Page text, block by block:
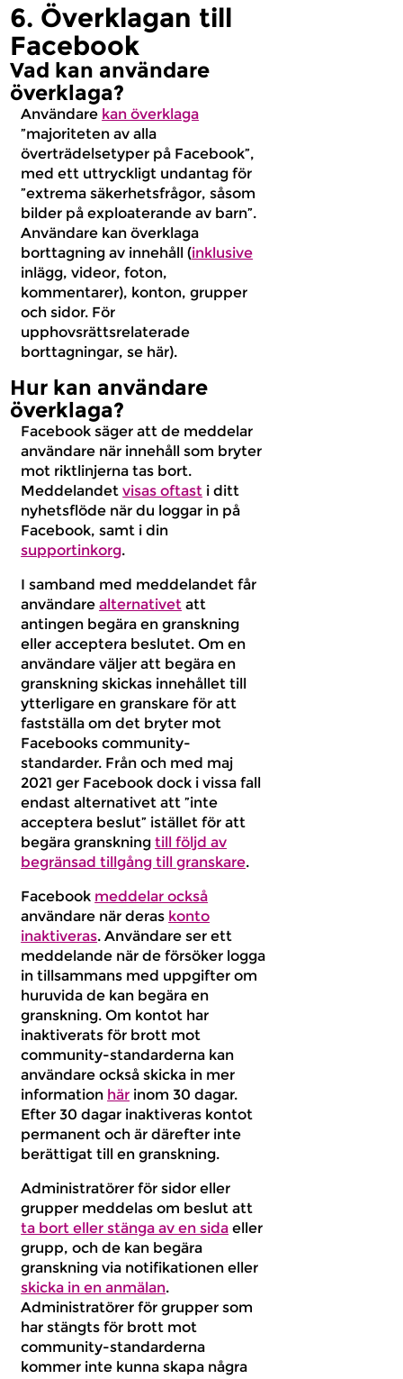
6. Överklagan till
Facebook
Vad kan användare
överklaga?
Användare kan överklaga
”majoriteten av alla
överträdelsetyper på Facebook”,
med ett uttryckligt undantag för
”extrema säkerhetsfrågor, såsom
bilder på exploaterande av barn”.
Användare kan överklaga
borttagning av innehåll (inklusive
inlägg, videor, foton,
kommentarer), konton, grupper
och sidor. För
upphovsrättsrelaterade
borttagningar, se här).
Hur kan användare
överklaga?
Facebook säger att de meddelar
användare när innehåll som bryter
mot riktlinjerna tas bort.
Meddelandetvisas oftast i ditt
nyhetsflöde när du loggar in på
Facebook, samt i din
supportinkorg.
I samband med meddelandet får
användarealternativet att
antingen begära en granskning
eller acceptera beslutet. Om en
användare väljer att begära en
granskning skickas innehållet till
ytterligare en granskare för att
fastställa om det bryter mot
Facebooks community-
standarder. Från och med maj
2021 ger Facebook dock i vissa fall
endast alternativet att ”inte
acceptera beslut” istället för att
begära granskningtill följd av
begränsad tillgång till granskare.
Facebook meddelar också
användare när deras konto
inaktiveras. Användare ser ett
meddelande när de försöker logga
in tillsammans med uppgifter om
huruvida de kan begära en
granskning. Om kontot har
inaktiverats för brott mot
community-standarderna kan
användare också skicka in mer
information här inom 30 dagar.
Efter 30 dagar inaktiveras kontot
permanent och är därefter inte
berättigat till en granskning.
Administratörer för sidor eller
grupper meddelas om beslut att
ta bort eller stänga av en sida eller
grupp, och de kan begära
granskning via notifikationen eller
skicka in en anmälan.
Administratörer för grupper som
har stängts för brott mot
community-standarderna
kommer inte kunna skapa några